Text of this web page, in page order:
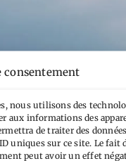
consentement
nous utilisons des
aux informations des
de traiter des
uniques sur ce site. Le fait
peut avoir un effet